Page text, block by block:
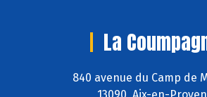
La
840 avenue du Camp de